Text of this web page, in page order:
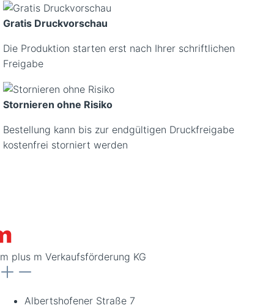
Gratis Druckvorschau
Die Produktion starten erst nach Ihrer schriftlichen
Freigabe
Stornieren ohne Risiko
Bestellung kann bis zur endgültigen Druckfreigabe
kostenfrei storniert werden
m plus m Verkaufsförderung KG
Albertshofener Straße 7